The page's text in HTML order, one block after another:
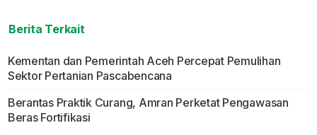
Berita Terkait
Kementan dan Pemerintah Aceh Percepat Pemulihan
Sektor Pertanian Pascabencana
Berantas Praktik Curang, Amran Perketat Pengawasan
Beras Fortifikasi